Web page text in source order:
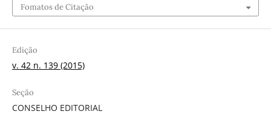
Fomatos de Citação
Edição
v. 42 n. 139 (2015)
Seção
CONSELHO EDITORIAL